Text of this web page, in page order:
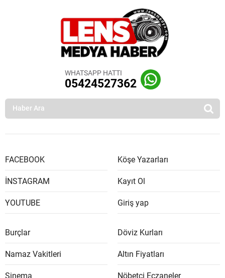
WHATSAPP HATTI
05424527362
FACEBOOK
İNSTAGRAM
YOUTUBE
Köşe Yazarları
Kayıt Ol
Giriş yap
Burçlar
Namaz Vakitleri
Sinema
Döviz Kurları
Altın Fiyatları
Nöbetçi Eczaneler